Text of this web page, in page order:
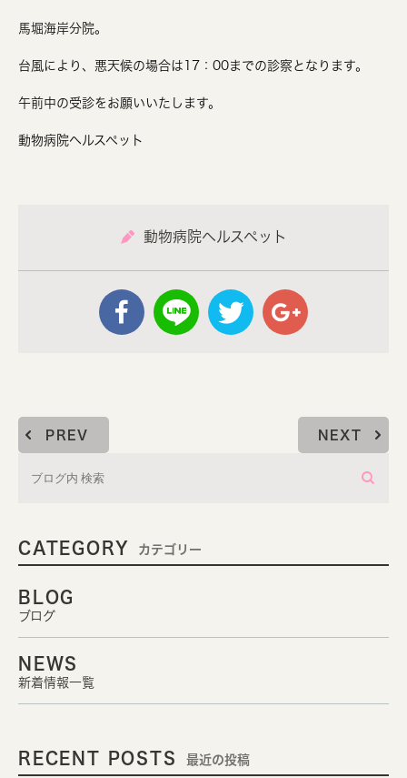
馬堀海岸分院。
台風により、悪天候の場合は17：00までの診察となります。
午前中の受診をお願いいたします。
動物病院ヘルスペット
動物病院ヘルスペット
PREV NEXT
CATEGORY カテゴリー
BLOG
ブログ
NEWS
新着情報一覧
RECENT POSTS 最近の投稿